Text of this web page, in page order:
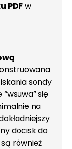
PDFw
sondy
się
na
docisk do
również